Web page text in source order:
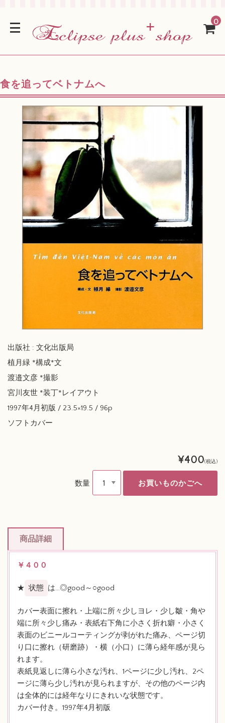
0
食を追ってベトナムへ
出版社 : 文化出版局
植月緑 *構成*文
渡邉文彦 *撮影
宮川友世 *装丁*レイアウト
1997年4月初版 / 23.5×19.5 / 96p
ソフトカバー
¥400(税込)
数量
商品詳細
￥４００
★ 状態 は…◎good～○good
カバー表面に擦れ・上端に所々少しヨレ・少し皺・角や
端に所々少し痛み・表紙右下角に小さく折れ癖・小さく
表面のビニールコーティングが剥がれた痛み、ページ切
り口に擦れ（研磨跡）・横（小口）に薄ら経年感が見ら
れます。
表紙見返しに薄ら小さな汚れ、1ページに少し汚れ、2ペ
ージに薄ら少し汚れが見られますが、その他のページ内
は全体的には経年なりにきれいな状態です。
カバー付き。1997年4月初版